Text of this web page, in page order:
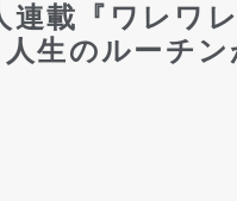
載『ワレワ
生のルーチン